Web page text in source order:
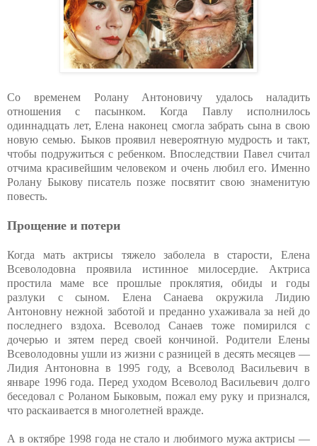
Со временем Ролану Антоновичу удалось наладить
отношения с пасынком. Когда Павлу исполнилось
одиннадцать лет, Елена наконец смогла забрать сына в свою
новую семью. Быков проявил невероятную мудрость и такт,
чтобы подружиться с ребенком. Впоследствии Павел считал
отчима красивейшим человеком и очень любил его. Именно
Ролану Быкову писатель позже посвятит свою знаменитую
повесть.
Прощение и потери
Когда мать актрисы тяжело заболела в старости, Елена
Всеволодовна проявила истинное милосердие. Актриса
простила маме все прошлые проклятия, обиды и годы
разлуки с сыном. Елена Санаева окружила Лидию
Антоновну нежной заботой и преданно ухаживала за ней до
последнего вздоха. Всеволод Санаев тоже помирился с
дочерью и зятем перед своей кончиной. Родители Елены
Всеволодовны ушли из жизни с разницей в десять месяцев —
Лидия Антоновна в 1995 году, а Всеволод Васильевич в
январе 1996 года. Перед уходом Всеволод Васильевич долго
беседовал с Роланом Быковым, пожал ему руку и признался,
что раскаивается в многолетней вражде.
А в октябре 1998 года не стало и любимого мужа актрисы —